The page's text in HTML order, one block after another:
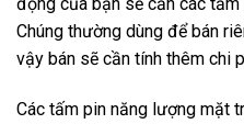
Chúng thường dùng để bán
vậy bán sẽ cần tính thêm chi
Các tấm pin năng lượng mặt